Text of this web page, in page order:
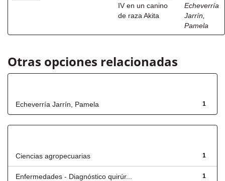
IV en un canino
de raza Akita
Echeverría
Jarrín,
Pamela
Otras opciones relacionadas
1
Echeverría Jarrín, Pamela
1
Ciencias agropecuarias
1
Enfermedades - Diagnóstico quirúr...